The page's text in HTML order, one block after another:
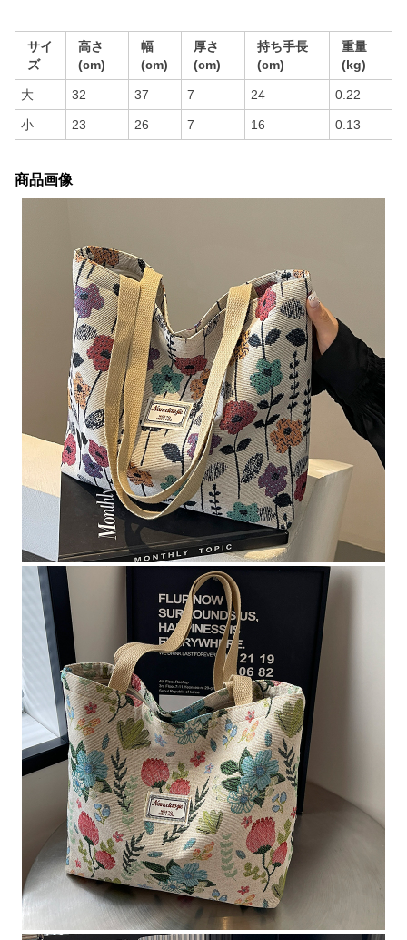
サイ
ズ
高さ
(cm)
幅
(cm)
厚さ
(cm)
持ち手長
(cm)
重量
(kg)
大 32 37 7 24 0.22
小 23 26 7 16 0.13
商品画像